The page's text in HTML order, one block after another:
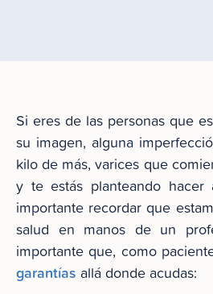
Si eres de las personas que
su imagen, alguna
kilo de más, varices que
y te estás planteando hacer
importante recordar que
salud en manos de un
importante que, como
garantías allá donde acudas: